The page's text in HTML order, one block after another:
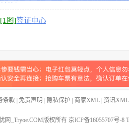
[1图]签证中心
条款 | 免责声明 | 隐私保护 | 商家XML | 资讯XML
网_Tryoe.COM版权所有 京ICP备16055707号-8